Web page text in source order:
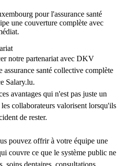
pour l'assurance santé
une couverture complète avec
notre partenariat avec DKV
santé collective complète
Salary.lu.
avantages qui n'est pas juste un
collaborateurs valorisent lorsqu'ils
de rester.
pouvez offrir à votre équipe une
couvre ce que le système public ne
soins dentaires, consultations